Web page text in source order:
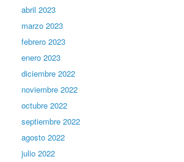
abril 2023
marzo 2023
febrero 2023
enero 2023
diciembre 2022
noviembre 2022
octubre 2022
septiembre 2022
agosto 2022
julio 2022